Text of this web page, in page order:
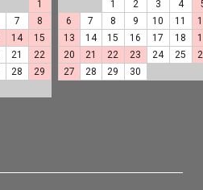
1
7
8
14
15
21
22
28
29
1
2 3 4
6
7 8 9 10 11
13
14 15 16 17 18
20
21 22 23 24 25
27
28 29 30